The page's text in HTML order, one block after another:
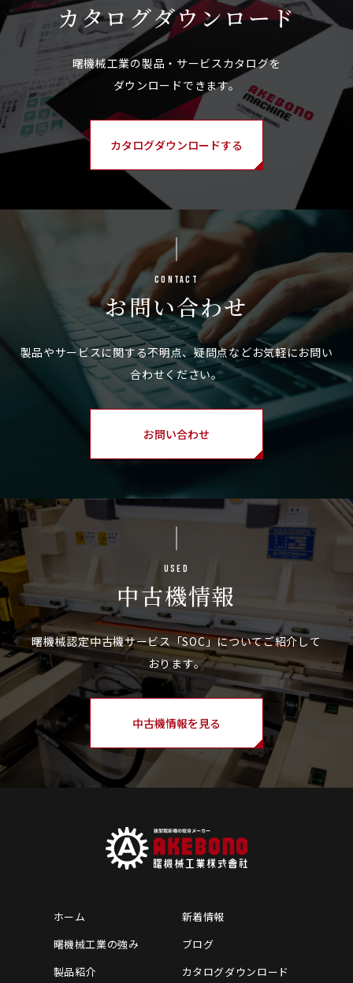
カタログダウンロード
カタログダウンロードする
Contact
お問い合わせ
お問い合わせ
Used
中古機情報
中古機情報を見る
ホーム
曙機械工業の強み
製品紹介
新着情報
ブログ
カタログダウンロード